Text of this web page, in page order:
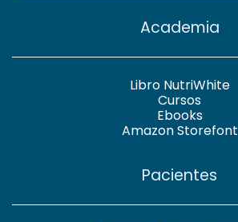
Academia
Libro NutriWhite
Cursos
Ebooks
Amazon Storefont
Pacientes